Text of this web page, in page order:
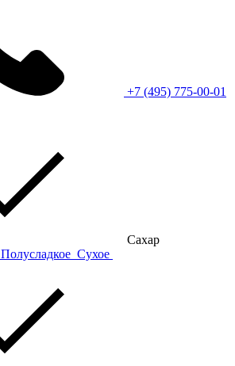
+7 (495) 775-00-01
Сахар
Полусладкое Сухое